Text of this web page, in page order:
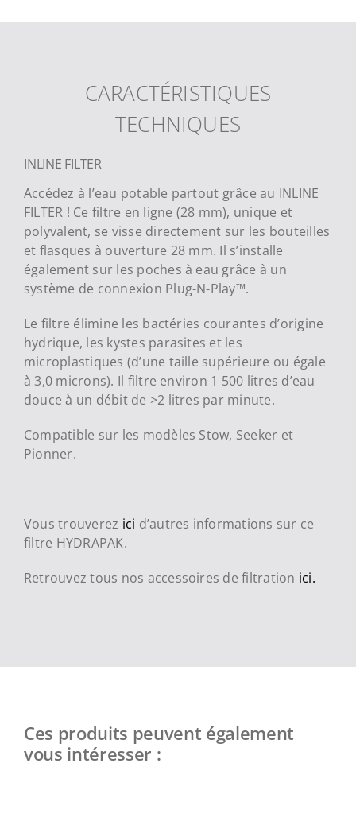
CARACTÉRISTIQUES
TECHNIQUES
INLINE FILTER
Accédez à l’eau potable partout grâce au INLINE
FILTER ! Ce filtre en ligne (28 mm), unique et
polyvalent, se visse directement sur les bouteilles
et flasques à ouverture 28 mm. Il s’installe
également sur les poches à eau grâce à un
système de connexion Plug-N-Play™.
Le filtre élimine les bactéries courantes d’origine
hydrique, les kystes parasites et les
microplastiques (d’une taille supérieure ou égale
à 3,0 microns). Il filtre environ 1 500 litres d’eau
douce à un débit de >2 litres par minute.
Compatible sur les modèles Stow, Seeker et
Pionner.
Vous trouverez ici d’autres informations sur ce
filtre HYDRAPAK.
Retrouvez tous nos accessoires de filtration ici.
Ces produits peuvent également
vous intéresser :